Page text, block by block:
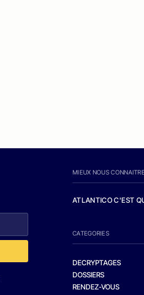
MIEUX NOUS CONNAITRE
ATLANTICO C'EST
CATEGORIES
DECRYPTAGES
DOSSIERS
RENDEZ-VOUS